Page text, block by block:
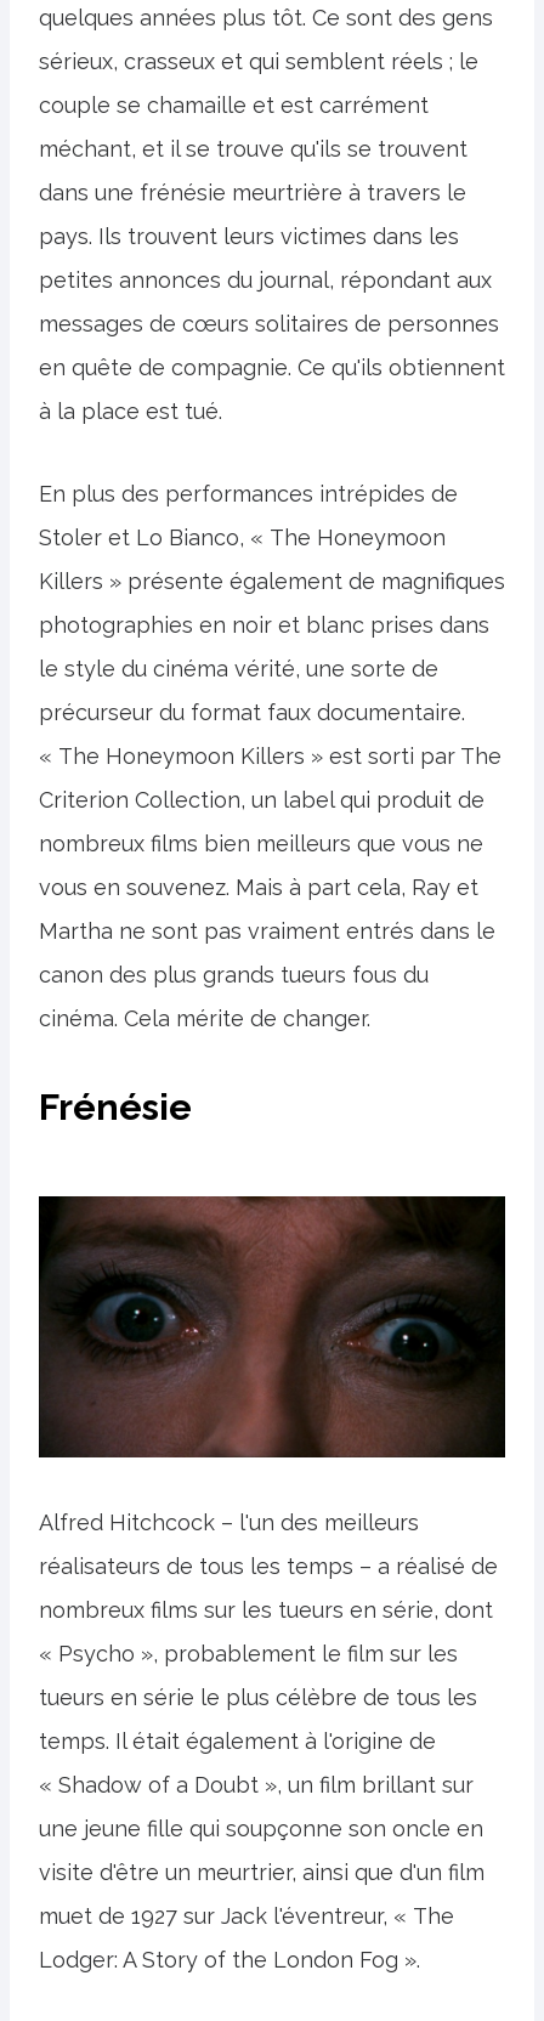
quelques années plus tôt. Ce sont des gens
sérieux, crasseux et qui semblent réels ; le
couple se chamaille et est carrément
méchant, et il se trouve qu'ils se trouvent
dans une frénésie meurtrière à travers le
pays. Ils trouvent leurs victimes dans les
petites annonces du journal, répondant aux
messages de cœurs solitaires de personnes
en quête de compagnie. Ce qu'ils obtiennent
à la place est tué.
En plus des performances intrépides de
Stoler et Lo Bianco, « The Honeymoon
Killers » présente également de magnifiques
photographies en noir et blanc prises dans
le style du cinéma vérité, une sorte de
précurseur du format faux documentaire.
« The Honeymoon Killers » est sorti par The
Criterion Collection, un label qui produit de
nombreux films bien meilleurs que vous ne
vous en souvenez. Mais à part cela, Ray et
Martha ne sont pas vraiment entrés dans le
canon des plus grands tueurs fous du
cinéma. Cela mérite de changer.
Frénésie
Alfred Hitchcock – l'un des meilleurs
réalisateurs de tous les temps – a réalisé de
nombreux films sur les tueurs en série, dont
« Psycho », probablement le film sur les
tueurs en série le plus célèbre de tous les
temps. Il était également à l'origine de
« Shadow of a Doubt », un film brillant sur
une jeune fille qui soupçonne son oncle en
visite d'être un meurtrier, ainsi que d'un film
muet de 1927 sur Jack l'éventreur, « The
Lodger: A Story of the London Fog ».